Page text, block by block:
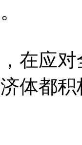
应对
体都